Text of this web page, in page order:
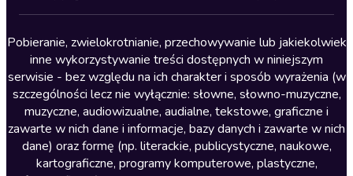
Lektury szkolne
Literatura anglojęzyczna
Literatura faktu
Literatura obyczajowa
Literatura piękna obca
Literatura piękna polska
Pobieranie, zwielokrotnianie, przechowywanie lub jakiekolwiek
inne wykorzystywanie treści dostępnych w niniejszym
serwisie - bez względu na ich charakter i sposób wyrażenia (w
szczególności lecz nie wyłącznie: słowne, słowno-muzyczne,
muzyczne, audiowizualne, audialne, tekstowe, graficzne i
zawarte w nich dane i informacje, bazy danych i zawarte w nich
dane) oraz formę (np. literackie, publicystyczne, naukowe,
kartograficzne, programy komputerowe, plastyczne,